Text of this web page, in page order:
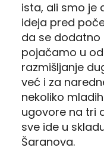
ista, ali smo je
ideja pred
da se dodatno
pojačamo u
razmišljanje
već i za
nekoliko
ugovore na tri
sve ide u
Šaranova.